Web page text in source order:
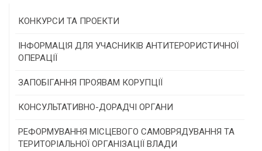
КОНКУРСИ ТА ПРОЕКТИ
Конкурс проектів та програм місцевого
самоврядування
Конкурс інститутів громадянського суспільства
Програми/конкурси МТД
ІНФОРМАЦІЯ ДЛЯ УЧАСНИКІВ АНТИТЕРОРИСТИЧНОЇ
ОПЕРАЦІЇ
ЗАПОБІГАННЯ ПРОЯВАМ КОРУПЦІЇ
КОНСУЛЬТАТИВНО-ДОРАДЧІ ОРГАНИ
Консультативна рада
РЕФОРМУВАННЯ МІСЦЕВОГО САМОВРЯДУВАННЯ ТА
ТЕРИТОРІАЛЬНОЇ ОРГАНІЗАЦІЇ ВЛАДИ